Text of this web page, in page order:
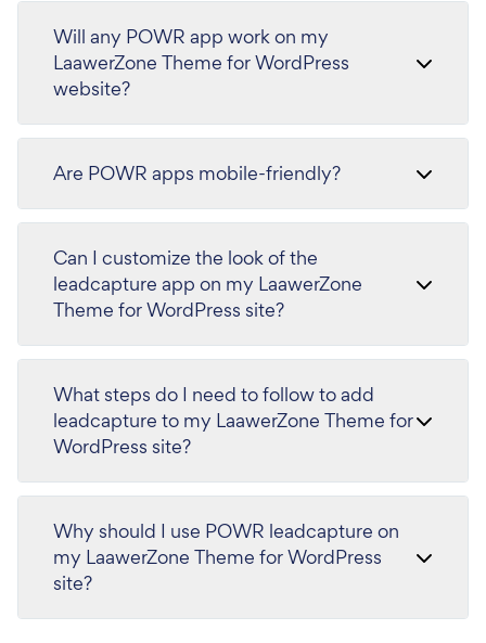
Will any POWR app work on my
LaawerZone Theme for WordPress
website?
Are POWR apps mobile-friendly?
Can I customize the look of the
leadcapture app on my LaawerZone
Theme for WordPress site?
What steps do I need to follow to add
leadcapture to my LaawerZone Theme for
WordPress site?
Why should I use POWR leadcapture on
my LaawerZone Theme for WordPress
site?